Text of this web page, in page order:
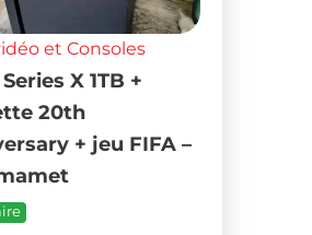
et Consoles
X 1TB +
20th
+ jeu FIFA –